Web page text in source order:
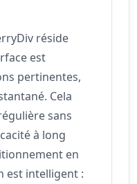
réside
est
pertinentes,
Cela
sans
à long
en
est intelligent :